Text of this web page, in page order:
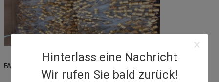
Hinterlass eine Nachricht
Wir rufen Sie bald zurück!
FAQ: